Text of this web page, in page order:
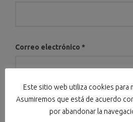
Correo electrónico *
Web
Este sitio web utiliza cookies para
Asumiremos que está de acuerdo
por abandonar la